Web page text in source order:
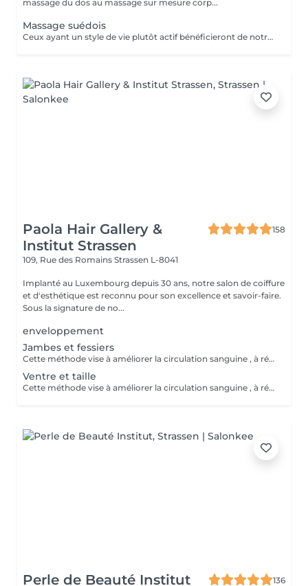
massage du dos au massage sur mesure corp...
Massage suédois
Ceux ayant un style de vie plutôt actif bénéficieront de notre massage sportif en atténuant les symptômes de problèmes courants comme les claquages musculaires, les tendinites, les périostes du tibia et bien plus encore.
Paola Hair Gallery &
Institut Strassen
158
109, Rue des Romains Strassen L-8041
Implanté au Luxembourg depuis 30 ans, notre salon de coiffure
et d'esthétique est reconnu pour son excellence et savoir-faire.
Sous la signature de no...
enveloppement
Jambes et fessiers
Cette méthode vise à améliorer la circulation sanguine , à réduire la cellulite , à favoriser le drainage lymphatique et à détendre les muscles . Elle peut également contribuer à la réduction du stress et à l'amélioration de la texture de la peau.
Ventre et taille
Cette méthode vise à améliorer la circulation sanguine , à réduire la cellulite , à favoriser le drainage lymphatique et à détendre les muscles . Elle peut également contribuer à la réduction du stress et à l'amélioration de la texture de la peau.
Perle de Beauté Institut 136